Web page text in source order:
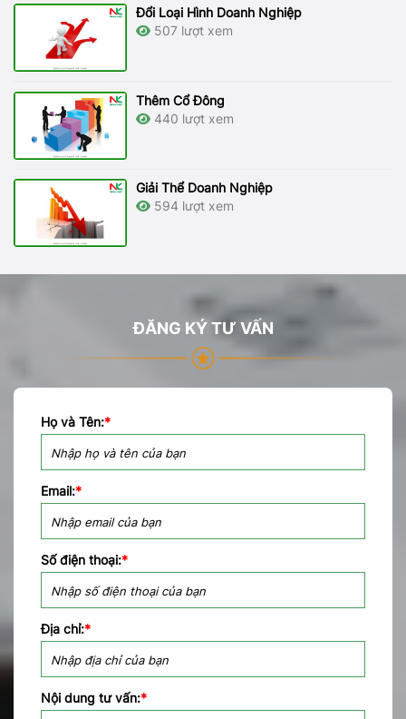
Đổi Loại Hình Doanh Nghiệp
507 lượt xem
Thêm Cổ Đông
440 lượt xem
Giải Thể Doanh Nghiệp
594 lượt xem
ĐĂNG KÝ TƯ VẤN
Họ và Tên:*
Email:*
Số điện thoại:*
Địa chỉ:*
Nội dung tư vấn:*